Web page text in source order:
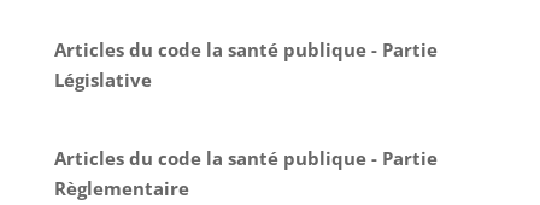
Articles du code la santé publique - Partie
Législative
Articles du code la santé publique - Partie
Règlementaire